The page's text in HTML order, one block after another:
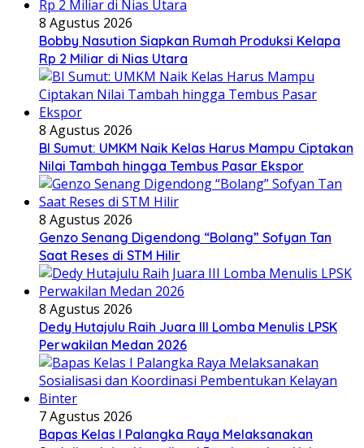
8 Agustus 2026
Bobby Nasution Siapkan Rumah Produksi Kelapa
Rp 2 Miliar di Nias Utara
8 Agustus 2026
BI Sumut: UMKM Naik Kelas Harus Mampu Ciptakan
Nilai Tambah hingga Tembus Pasar Ekspor
8 Agustus 2026
Genzo Senang Digendong “Bolang” Sofyan Tan
Saat Reses di STM Hilir
8 Agustus 2026
Dedy Hutajulu Raih Juara III Lomba Menulis LPSK
Perwakilan Medan 2026
7 Agustus 2026
Bapas Kelas I Palangka Raya Melaksanakan